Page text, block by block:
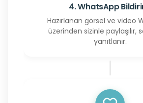
4. WhatsApp
Hazırlanan görsel ve video
üzerinden sizinle paylaşılır,
yanıtlanır.